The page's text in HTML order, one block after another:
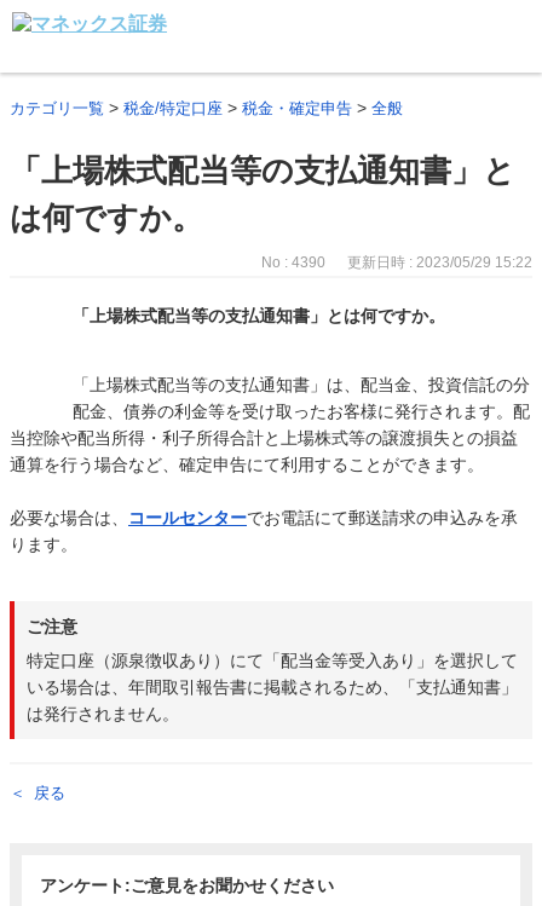
カテゴリ一覧 > 税金/特定口座 > 税金・確定申告 > 全般
「上場株式配当等の支払通知書」と
は何ですか。
No : 4390 更新日時 : 2023/05/29 15:22
「上場株式配当等の支払通知書」とは何ですか。
「上場株式配当等の支払通知書」は、配当金、投資信託の分
配金、債券の利金等を受け取ったお客様に発行されます。配
当控除や配当所得・利子所得合計と上場株式等の譲渡損失との損益
通算を行う場合など、確定申告にて利用することができます。
必要な場合は、 コールセンターでお電話にて郵送請求の申込みを承
ります。
ご注意
特定口座（源泉徴収あり）にて「配当金等受入あり」を選択して
いる場合は、年間取引報告書に掲載されるため、「支払通知書」
は発行されません。
戻る
アンケート:ご意見をお聞かせください